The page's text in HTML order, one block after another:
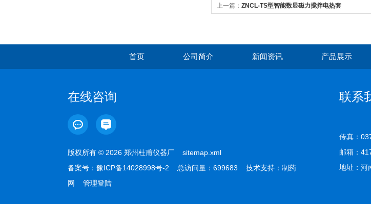
上一篇： ZNCL-TS型智能数显磁力搅拌电热套
首页 公司简介 新闻资讯 产品展示
在线咨询
版权所有 © 2026 郑州杜甫仪器厂 sitemap.xml
备案号： 豫ICP备14028998号-2 总访问量：699683 技术支持： 制药
网
管理登陆
联系
传真：
邮箱：
地址：河